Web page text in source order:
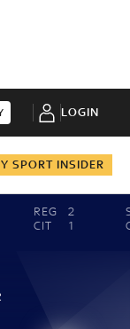
LOGIN
SPORT INSIDER
REG
2
CIT
1